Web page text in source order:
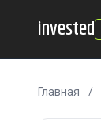
invested
Главная /